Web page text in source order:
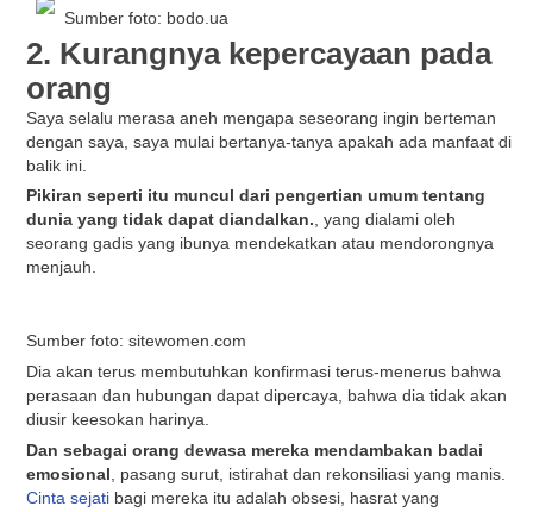
Sumber foto: bodo.ua
2. Kurangnya kepercayaan pada
orang
Saya selalu merasa aneh mengapa seseorang ingin berteman
dengan saya, saya mulai bertanya-tanya apakah ada manfaat di
balik ini.
Pikiran seperti itu muncul dari pengertian umum tentang
dunia yang tidak dapat diandalkan., yang dialami oleh
seorang gadis yang ibunya mendekatkan atau mendorongnya
menjauh.
Sumber foto: sitewomen.com
Dia akan terus membutuhkan konfirmasi terus-menerus bahwa
perasaan dan hubungan dapat dipercaya, bahwa dia tidak akan
diusir keesokan harinya.
Dan sebagai orang dewasa mereka mendambakan badai
emosional, pasang surut, istirahat dan rekonsiliasi yang manis.
Cinta sejati bagi mereka itu adalah obsesi, hasrat yang